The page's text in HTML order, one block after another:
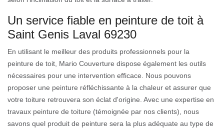
Un service fiable en peinture de toit à
Saint Genis Laval 69230
En utilisant le meilleur des produits professionnels pour la
peinture de toit, Mario Couverture dispose également les outils
nécessaires pour une intervention efficace. Nous pouvons
proposer une peinture réfléchissante à la chaleur et assurer que
votre toiture retrouvera son éclat d'origine. Avec une expertise en
travaux peinture de toiture (témoignée par nos clients), nous
savons quel produit de peinture sera la plus adéquate au type de